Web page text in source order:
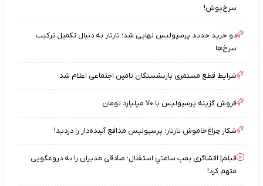
سرخ‌پوش!
دو خرید جدید پرسپولیس نهایی شد؛ تارتار به دنبال تکمیل ترکیب
سرخ‌ها
شرایط قطع مستمری بازنشستگان تامین اجتماعی اعلام شد
فروش گزینه پرسپولیس با ۷۰ میلیارد تومان
شکار چراغ‌خاموش تارتار؛ پرسپولیس مدافع آینده‌دار را دزدید!
فیلم| افشاگریِ بمبِ ساعتیِ استقلال؛ صادقی مدیران را به دروغگویی
متهم کرد!